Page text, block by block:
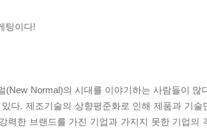
팅이다!
Normal)의 시대를 이야기하는 사람들이 많
다. 제조기술의 상향평준화로 인해 제품과 기술
력한 브랜드를 가진 기업과 가지지 못한 기업의